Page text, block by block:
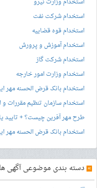
استخدام شرکت نفت
استخدام قوه قضاییه
استخدام آموزش و پرورش
استخدام شرکت گاز
استخدام وزارت امور خارجه
استخدام بانک قرض الحسنه مهر
استخدام سازمان تنظیم مقررات و
طرح مهر آفرین چیست؟ + تایید
استخدام بانک قرض الحسنه مهر
» دسته بندی موضوعی آگهی